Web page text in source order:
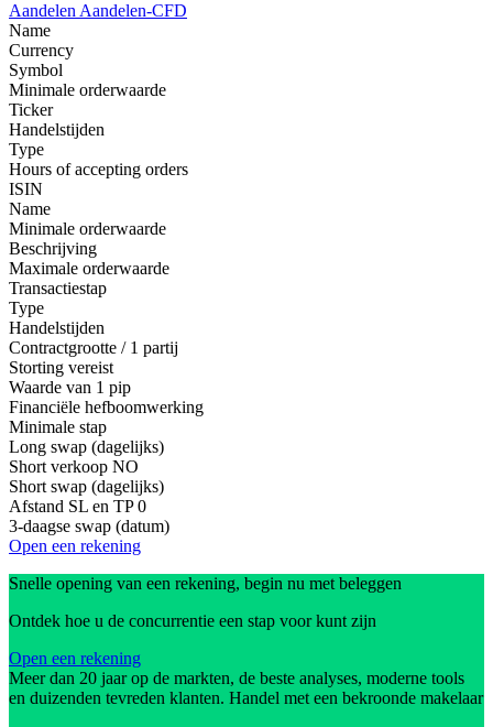
Aandelen Aandelen-CFD
Name
Currency
Symbol
Minimale orderwaarde
Ticker
Handelstijden
Type
Hours of accepting orders
ISIN
Name
Minimale orderwaarde
Beschrijving
Maximale orderwaarde
Transactiestap
Type
Handelstijden
Contractgrootte / 1 partij
Storting vereist
Waarde van 1 pip
Financiële hefboomwerking
Minimale stap
Long swap (dagelijks)
Short verkoop NO
Short swap (dagelijks)
Afstand SL en TP 0
3-daagse swap (datum)
Open een rekening
Snelle opening van een rekening, begin nu met beleggen
Ontdek hoe u de concurrentie een stap voor kunt zijn
Open een rekening
Meer dan 20 jaar op de markten, de beste analyses, moderne tools
en duizenden tevreden klanten. Handel met een bekroonde makelaar